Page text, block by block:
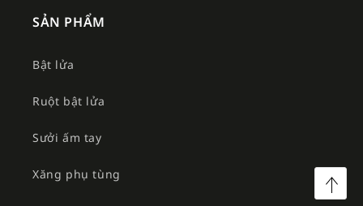
SẢN PHẨM
Bật lửa
Ruột bật lửa
Sưởi ấm tay
Xăng phụ tùng